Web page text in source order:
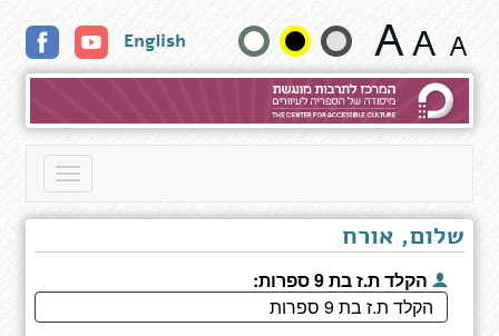
המילים
-
סיפור
חייו
של
שנה
גודל
טקסט
English
Toggle
שלום, אורח
הקלד ת.ז בת 9 ספרות: